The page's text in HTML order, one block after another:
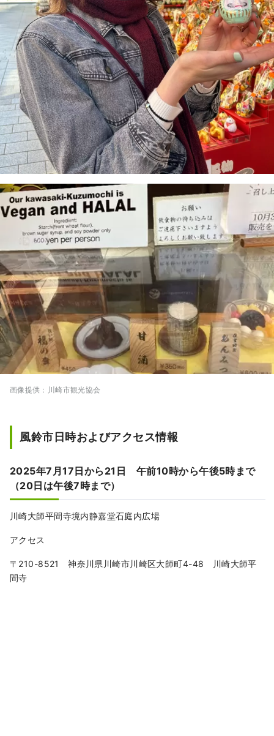
画像提供：川崎市観光協会
風鈴市日時およびアクセス情報
2025年7月17日から21日 午前10時から午後5時まで
（20日は午後7時まで）
川崎大師平間寺境内静嘉堂石庭内広場
アクセス
〒210-8521 神奈川県川崎市川崎区大師町4-48 川崎大師平
間寺